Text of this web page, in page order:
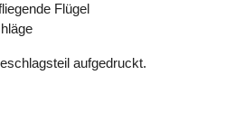
Flügel
aufgedruckt.